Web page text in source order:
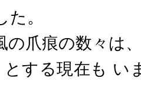
。
の爪痕の数々は
する現在も い